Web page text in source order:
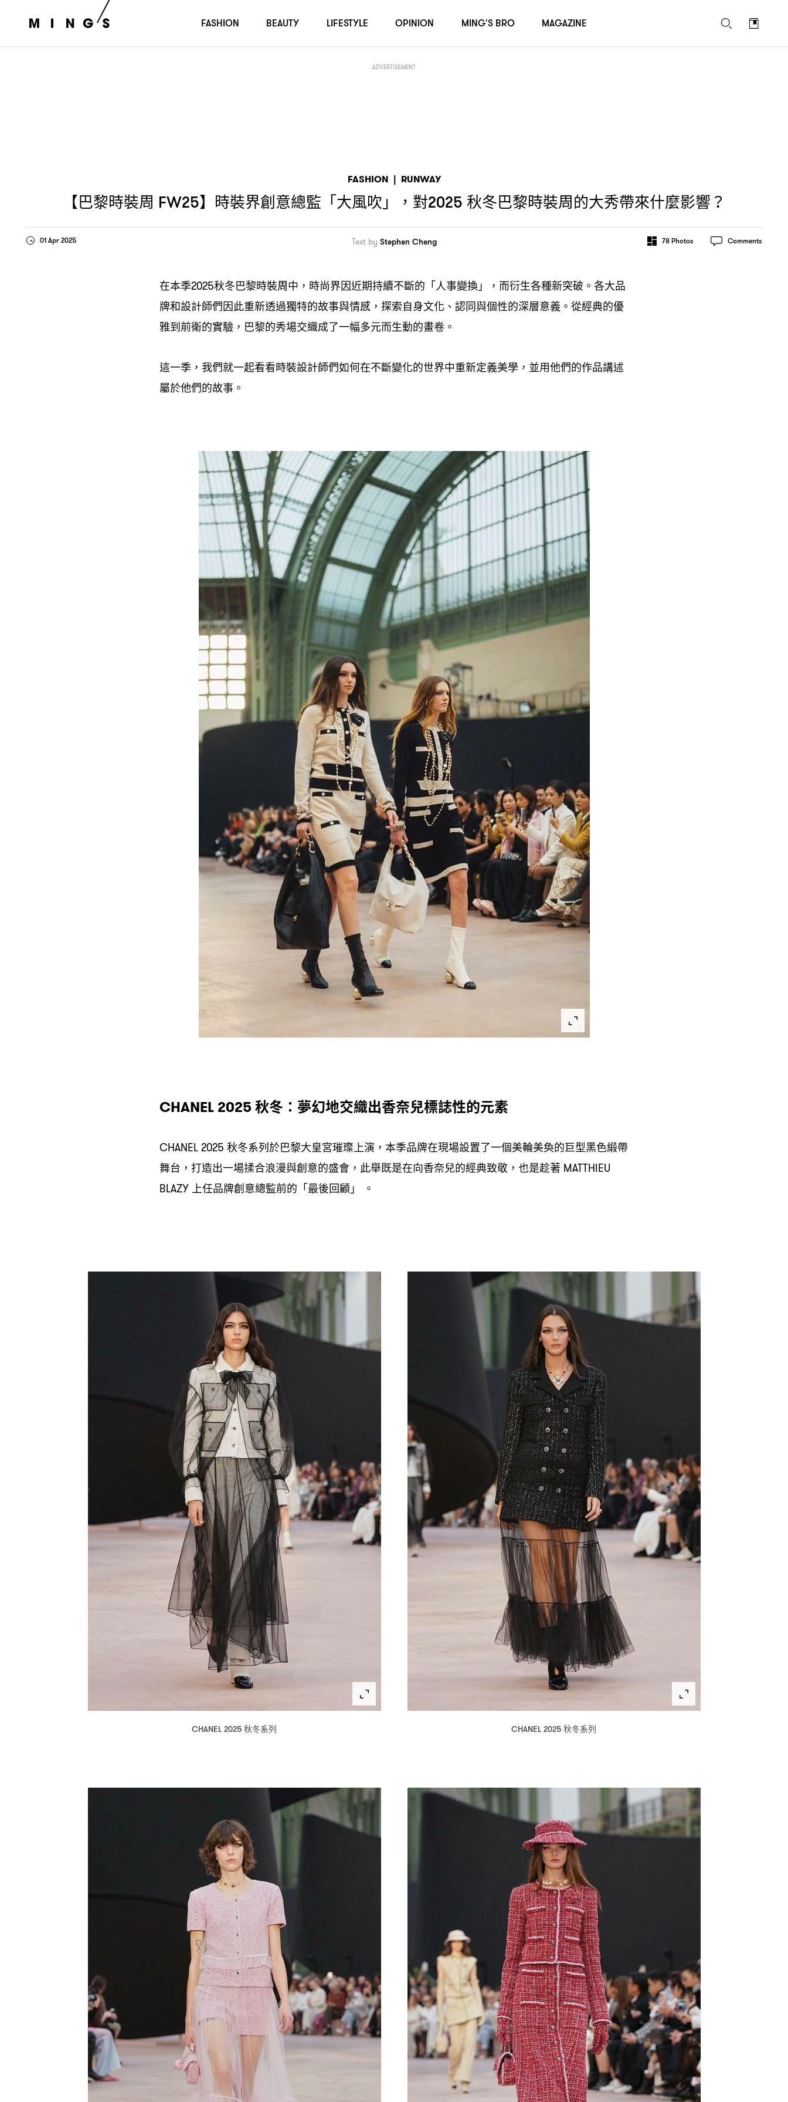
ADVERTISEMENT
FASHION | RUNWAY
【巴黎時裝周 FW25】時裝界創意總監「大風吹」 ， 對2025 秋冬巴黎時裝周的大秀帶來什麼影響 ？
01 Apr 2025 Text by Stephen Cheng 78Photos Comments
在本季2025秋冬巴黎時裝周中 ， 時尚界因近期持續不斷的「人事變換」 ， 而衍生各種新突破。各大品
牌和設計師們因此重新透過獨特的故事與情感 ， 探索自身文化、認同與個性的深層意義。從經典的優
雅到前衛的實驗 ， 巴黎的秀場交織成了一幅多元而生動的畫卷。
這一季 ， 我們就一起看看時裝設計師們如何在不斷變化的世界中重新定義美學 ， 並用他們的作品講述
屬於他們的故事。
CHANEL 2025秋冬 ： 夢幻地交織出香奈兒標誌性的元素
CHANEL 2025 秋冬系列於巴黎大皇宮璀璨上演 ， 本季品牌在現場設置了一個美輪美奐的巨型黑色緞帶
舞台 ， 打造出一場揉合浪漫與創意的盛會 ， 此舉既是在向香奈兒的經典致敬 ， 也是趁著 MATTHIEU
BLAZY 上任品牌創意總監前的「最後回顧」 。
CHANEL 2025 秋冬系列 CHANEL 2025 秋冬系列
FASHION BEAUTY LIFESTYLE OPINION MING'S BRO MAGAZINE
【巴黎時裝周FW25 ， 2025 ？